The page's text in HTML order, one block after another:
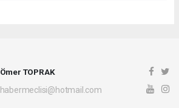
Ömer TOPRAK
habermeclisi@hotmail.com